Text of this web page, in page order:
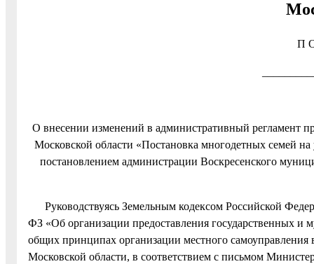
П
О внесении изменений в административный регламент
Московской области «Постановка многодетных семей
постановлением администрации Воскресенского
Руководствуясь Земельным кодексом Российской
ФЗ «Об организации предоставления государственных
общих принципах организации местного
Московской области, в соответствием с письмом